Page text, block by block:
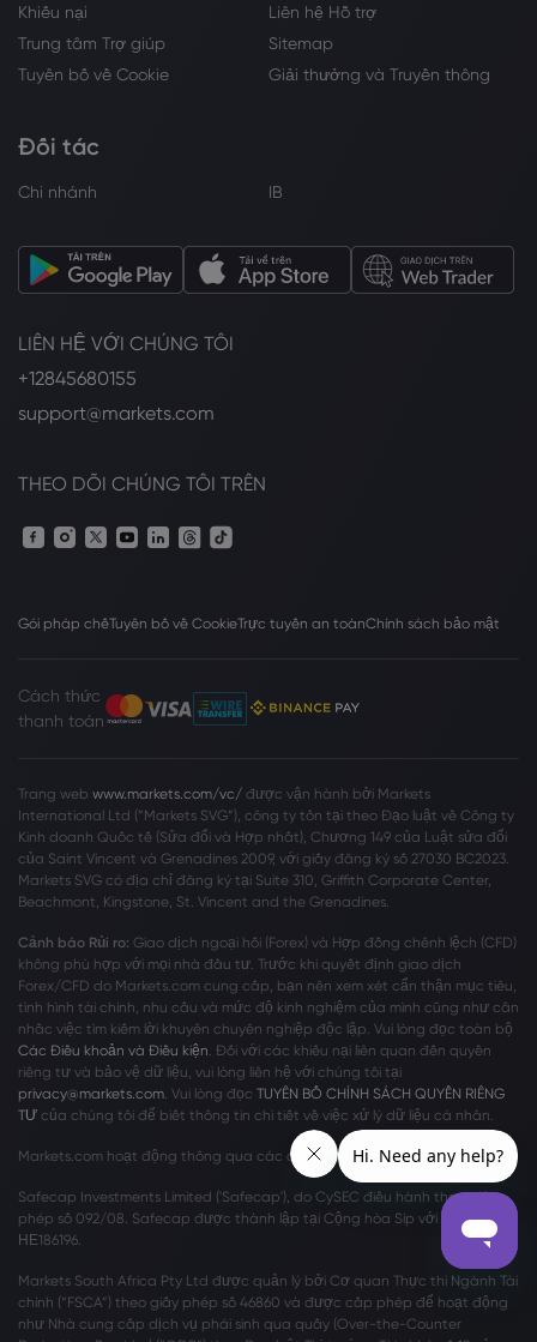
Khiếu nại
Liên hệ Hỗ trợ
Trung tâm Trợ giúp
Sitemap
Tuyên bố về Cookie
Giải thưởng và Truyền thông
Đối tác
Chi nhánh IB
LIÊN HỆ VỚI CHÚNG TÔI
+12845680155
support@markets.com
THEO DÕI CHÚNG TÔI TRÊN
Gói pháp chếTuyên bố về CookieTrực tuyến an toànChính sách bảo mật
Cách thức
thanh toán
Trang web www.markets.com/vc/ được vận hành bởi Markets
International Ltd (“Markets SVG”), công ty tồn tại theo Đạo luật về Công ty
Kinh doanh Quốc tế (Sửa đổi và Hợp nhất), Chương 149 của Luật sửa đổi
của Saint Vincent và Grenadines 2009, với giấy đăng ký số 27030 BC2023.
Markets SVG có địa chỉ đăng ký tại Suite 310, Griffith Corporate Center,
Beachmont, Kingstone, St. Vincent and the Grenadines.
Cảnh báo Rủi ro: Giao dịch ngoại hối (Forex) và Hợp đồng chênh lệch (CFD)
không phù hợp với mọi nhà đầu tư. Trước khi quyết định giao dịch
Forex/CFD do Markets.com cung cấp, bạn nên xem xét cẩn thận mục tiêu,
tình hình tài chính, nhu cầu và mức độ kinh nghiệm của mình cũng như cân
nhắc việc tìm kiếm lời khuyên chuyên nghiệp độc lập. Vui lòng đọc toàn bộ
Các Điều khoản và Điều kiện. Đối với các khiếu nại liên quan đến quyền
riêng tư và bảo vệ dữ liệu, vui lòng liên hệ với chúng tôi tại
privacy@markets.com. Vui lòng đọc TUYÊN BỐ CHÍNH SÁCH QUYỀN RIÊNG
TƯ của chúng tôi để biết thông tin chi tiết về việc xử lý dữ liệu cá nhân.
Markets.com hoạt động thông qua các chi nhánh sau:
Safecap Investments Limited ('Safecap'), do CySEC điều hành theo giấy
phép số 092/08. Safecap được thành lập tại Cộng hòa Síp với số công ty
ΗΕ186196.
Markets South Africa Pty Ltd được quản lý bởi Cơ quan Thực thi Ngành Tài
chính (“FSCA”) theo giấy phép số 46860 và được cấp phép để hoạt động
như Nhà cung cấp dịch vụ phái sinh qua quầy (Over-the-Counter